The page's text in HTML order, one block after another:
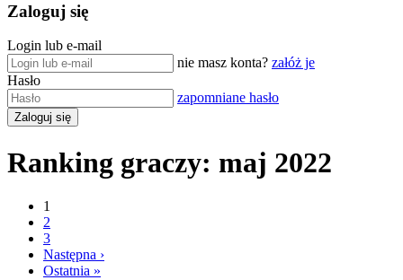
Zaloguj się
Login lub e-mail
nie masz konta? załóż je
Hasło
zapomniane hasło
Ranking graczy: maj 2022
1
2
3
Następna ›
Ostatnia »